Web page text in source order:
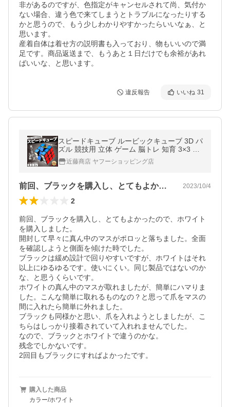
非があるのですが、色指定がキャンセルされて尚、気付か
ない場合、違う色で来てしまうとトラブルになったりする
かと思うので、もう少しわかりやすかったらいいなぁ、と
思います。
産着自体は着せ方の説明書も入っており、物もいいので満
足です。商品返送まで、もうあと１日だけでも余裕があれ
違反報告 いいね 31
スピードキューブ ルービックキューブ 3D パ
ズル 競技用 立体 ゲーム 脳トレ 知育 3×3 ス
トレス解消 ツイスト 世界基準配色 キューブ
教育 認知症防止
近藤商店 ヤフーショッピング店
前回、ブラックを購入し、とてもよかった… 2023/10/4
2
前回、ブラックを購入し、とてもよかったので、ホワイト
を購入しました。
開封して早々に真ん中のマスがポロッと落ちました。全面
を確認しようと側面を傾けた時でした。
ブラックは緩め設計で回りやすいですが、ホワイトはそれ
以上にゆるゆるです。使いにくい。同じ製品ではないのか
な、と思うくらいです。
ホワイトの真ん中のマスが取れましたが、簡単にハマりま
した。こんな簡単に取れるものなの？と思って爪をマスの
間に入れたら簡単に外れました。
ブラックも同様かと思い、爪を入れようとしましたが、こ
ちらはしっかり接着されていて入れれませんでした。
なので、ブラックとホワイトで違うのかな。
残念でしかないです。
購入した商品
カラー/ホワイト